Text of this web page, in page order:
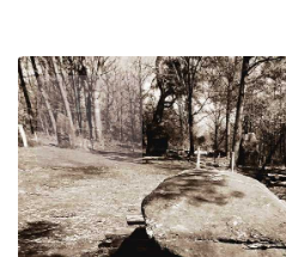
23
JUILLET
2024